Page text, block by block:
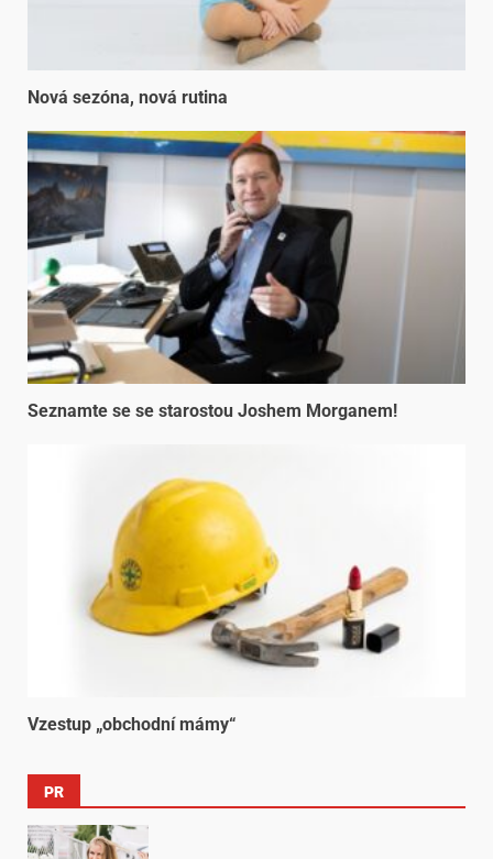
Nová sezóna, nová rutina
Seznamte se se starostou Joshem Morganem!
Vzestup „obchodní mámy“
PR